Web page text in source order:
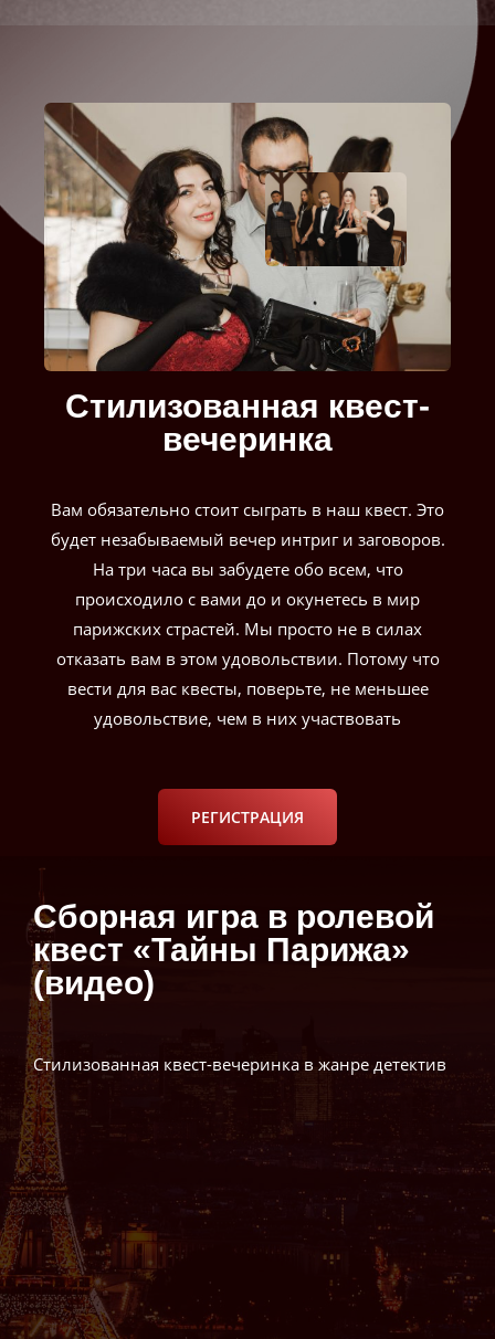
Стилизованная квест-
вечеринка
Вам обязательно стоит сыграть в наш квест. Это
будет незабываемый вечер интриг и заговоров.
На три часа вы забудете обо всем, что
происходило с вами до и окунетесь в мир
парижских страстей. Мы просто не в силах
отказать вам в этом удовольствии. Потому что
вести для вас квесты, поверьте, не меньшее
удовольствие, чем в них участвовать
РЕГИСТРАЦИЯ
Сборная игра в ролевой
квест «Тайны Парижа»
(видео)
Стилизованная квест-вечеринка в жанре детектив